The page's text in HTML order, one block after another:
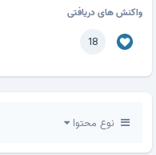
واکنش های دریافتی
18
نوع محتوا